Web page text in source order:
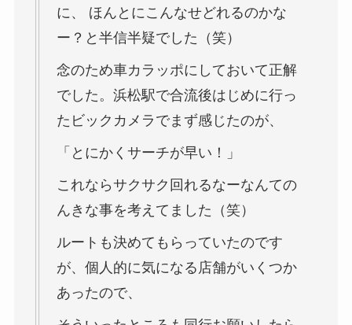
に、 ほんとにこんなせどれるのかな
ー？と半信半疑でした（笑）
念のため車カラッポにしておいて正解
でした。浜松駅で合流後はじめに行っ
たビックカメラでまず感じたのが、
「とにかくサーチが早い！」
これならサクサク回れるなーなんての
んきな事を考えてました（笑）
ルートも決めてもらっていたのです
が、個人的に気になる店舗がいくつか
あったので、